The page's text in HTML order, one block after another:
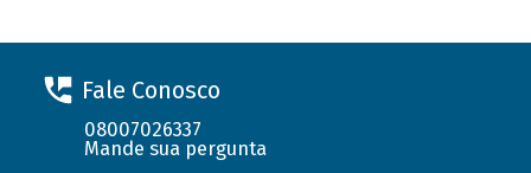
Fale Conosco
08007026337
Mande sua pergunta